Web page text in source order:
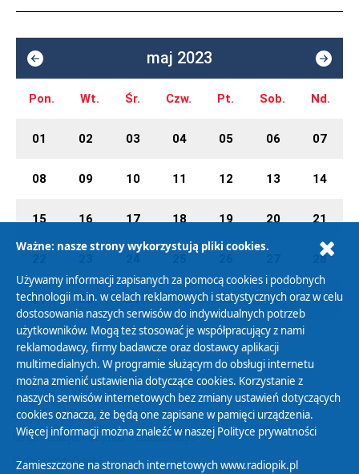
maj 2023
Pon. Wt. Śr. Czw. Pt. Sob. Nd.
01 02 03 04 05 06 07
08 09 10 11 12 13 14
15 16 17 18 19 20 21
28
29 30 31 01 02 03 04
Polityka Prywatności
Zasady korzystania z Serwisu
Organizacje Pożytku Publicznego
Cyfryzacja DAB+
Ważne: nasze strony wykorzystują pliki cookies.
Używamy informacji zapisanych za pomocą cookies i podobnych
technologii m.in. w celach reklamowych i statystycznych oraz w celu
dostosowania naszych serwisów do indywidualnych potrzeb
użytkowników. Mogą też stosować je współpracujący z nami
reklamodawcy, firmy badawcze oraz dostawcy aplikacji
multimedialnych. W programie służącym do obsługi internetu
można zmienić ustawienia dotyczące cookies. Korzystanie z
naszych serwisów internetowych bez zmiany ustawień dotyczących
cookies oznacza, że będą one zapisane w pamięci urządzenia.
Więcej informacji można znaleźć w naszej Polityce prywatności
Zamieszczone na stronach internetowych www.radiopik.pl